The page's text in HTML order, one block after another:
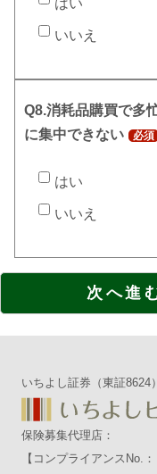
はい
いいえ
Q8.消耗品購買で多
に集中できない
必須
はい
いいえ
いちよし証券（東証8624
保険募集代理店：
【コンプライアンスNo.